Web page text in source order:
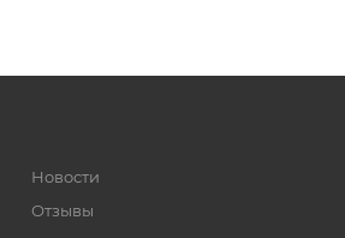
Новости
Отзывы